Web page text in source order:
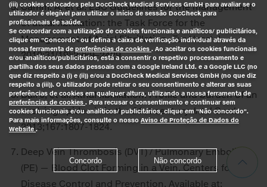
Camm, A. et al. ESC Guidelines for the management
of atrial fibrillation: the Task Force for the
Management of Atrial Fibrillation.Eur Heart J.
2010;31(19):2369–2429.
Ball J, et al. Atrial fibrillation: Profile and burden of an
evolving epidemic in the 21st century.Int J Card.
2013;167:1807-1824.
Deep Vein Thrombosis (DVT) / Pulmonary Embolism
(PE) — Blood Clot Forming in a Vein. Centers for
Disease Control and Prevention. Available at:
(iii) cookies colocados pela DocCheck Medical Services GmbH para avaliar se o
utilizador é elegível para utilizar o início de sessão DocCheck para
profissionais de saúde.
Se concordar com a utilização de cookies funcionais e analíticos/ publicitários,
clique em "Concordo" ou defina a caixa de verificação individual através da
nossa ferramenta de preferências de cookies . Ao aceitar os cookies funcionais
e/ou analíticos/publicitários, está a consentir o respetivo processamento e
partilha dos seus dados pessoais com a Google Ireland Ltd. e a Google LLC (no
que diz respeito a (i) e (ii)) e/ou a DocCheck Medical Services GmbH (no que diz
respeito a (iii)). O utilizador pode retirar o seu consentimento e alterar as suas
preferências de cookies em qualquer altura, utilizando a nossa ferramenta de
preferências de cookies . Para recusar o consentimento e continuar sem
cookies funcionais e/ou analíticos/ publicitários, clique em "Não concordo".
Para mais informações, consulte o nosso Aviso de Proteção de Dados do
Website.
Concordo Não concordo